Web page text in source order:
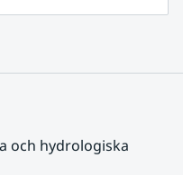
och hydrologiska